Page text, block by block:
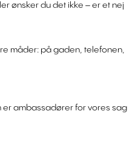
ønsker du det ikke – er et nej
måder: på gaden, telefonen,
er ambassadører for vores sag